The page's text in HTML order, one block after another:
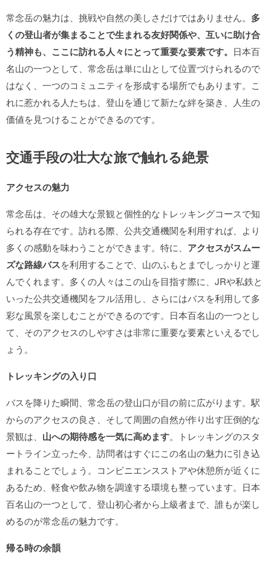
常念岳の魅力は、挑戦や自然の美しさだけではありません。 多
くの登山者が集まることで生まれる友好関係や、互いに助け合
う精神も、ここに訪れる人々にとって重要な要素です。 日本百
名山の一つとして、常念岳は単に山として位置づけられるので
はなく、一つのコミュニティを形成する場所でもあります。こ
れに惹かれる人たちは、登山を通じて新たな絆を築き、人生の
価値を見つけることができるのです。
交通手段の壮大な旅で触れる絶景
アクセスの魅力
常念岳は、その雄大な景観と個性的なトレッキングコースで知
られる存在です。訪れる際、公共交通機関を利用すれば、より
多くの感動を味わうことができます。特に、 アクセスがスムー
ズな路線バスを利用することで、山のふもとまでしっかりと運
んでくれます。多くの人々はこの山を目指す際に、JRや私鉄と
いった公共交通機関をフル活用し、さらにはバスを利用して多
彩な風景を楽しむことができるのです。日本百名山の一つとし
て、そのアクセスのしやすさは非常に重要な要素といえるでし
ょう。
トレッキングの入り口
バスを降りた瞬間、常念岳の登山口が目の前に広がります。駅
からのアクセスの良さ、そして周囲の自然が作り出す圧倒的な
景観は、 山への期待感を一気に高めます。トレッキングのスタ
ートライン立った今、訪問者はすぐにこの名山の魅力に引き込
まれることでしょう。コンビニエンスストアや休憩所が近くに
あるため、軽食や飲み物を調達する環境も整っています。日本
百名山の一つとして、登山初心者から上級者まで、誰もが楽し
めるのが常念岳の魅力です。
帰る時の余韻